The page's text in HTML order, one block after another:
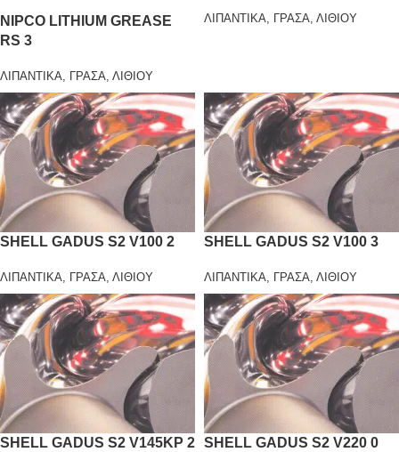
NIPCO LITHIUM GREASE
RS 3
ΛΙΠΑΝΤΙΚΑ, ΓΡΑΣΑ, ΛΙΘΙΟΥ
ΛΙΠΑΝΤΙΚΑ, ΓΡΑΣΑ, ΛΙΘΙΟΥ
SHELL GADUS S2 V100 2
ΛΙΠΑΝΤΙΚΑ, ΓΡΑΣΑ, ΛΙΘΙΟΥ
SHELL GADUS S2 V100 3
ΛΙΠΑΝΤΙΚΑ, ΓΡΑΣΑ, ΛΙΘΙΟΥ
SHELL GADUS S2 V145KP 2 SHELL GADUS S2 V220 0